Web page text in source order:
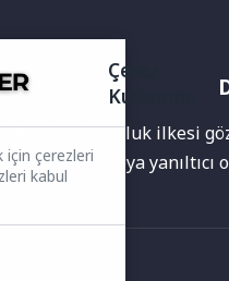
haberler doğruluk ilkesi
veya
Çerez
Kullanımı
için çerezleri
kabul